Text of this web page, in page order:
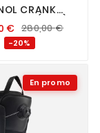
CRANK
€ 280,00€
-20%
En promo